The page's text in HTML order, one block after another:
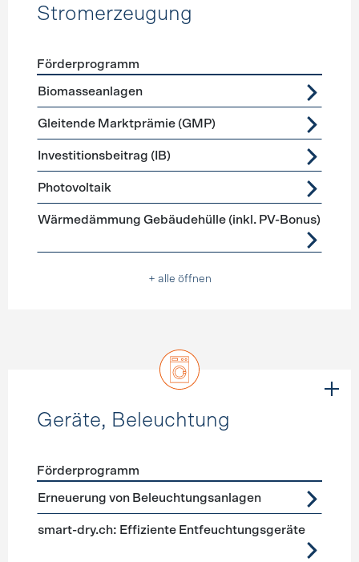
Stromerzeugung
Förderprogramme
Förderprogramm
Biomasseanlagen
Gleitende Marktprämie (GMP)
Investitionsbeitrag (IB)
Photovoltaik
Wärmedämmung Gebäudehülle (inkl. PV-Bonus)
+ alle öffnen
Geräte, Beleuchtung
Förderprogramme Geräte, Beleuchtung
Förderprogramm
Erneuerung von Beleuchtungsanlagen
smart-dry.ch: Effiziente Entfeuchtungsgeräte